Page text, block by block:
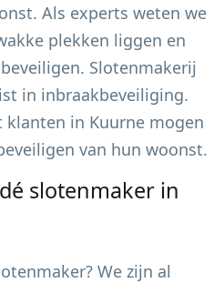
Als experts weten we
plekken liggen en
Slotenmakerij
in inbraakbeveiliging.
klanten in Kuurne mogen
van hun woonst.
slotenmaker in
We zijn al